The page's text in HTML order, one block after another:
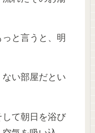
と言うと、明
い部屋だとい
て朝日を浴び